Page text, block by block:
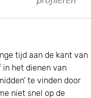
tijd aan de kant van
in het dienen van
te vinden door
niet snel op de